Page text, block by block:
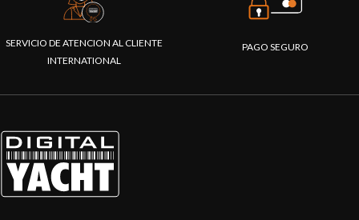
SERVICIO DE ATENCION AL CLIENTE
INTERNATIONAL
PAGO SEGURO